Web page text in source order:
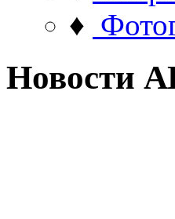
♦
Новости